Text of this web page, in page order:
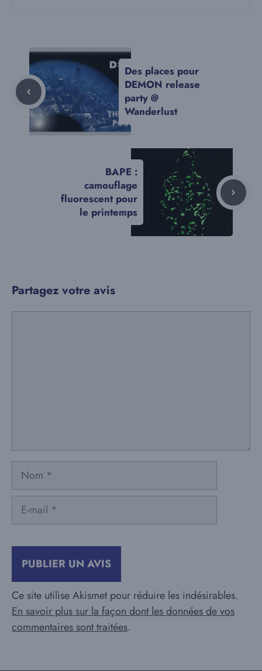
Des places pour
DEMON release
party @
Wanderlust
BAPE :
camouflage
fluorescent pour
le printemps
Partagez votre avis
Nom
Ce site utilise Akismet pour réduire les indésirables.
En savoir plus sur la façon dont les données de vos
commentaires sont traitées.